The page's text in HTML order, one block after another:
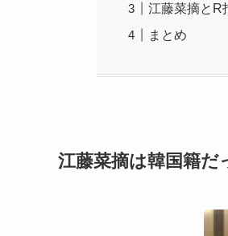
江藤菜摘とR
まとめ
江藤菜摘は韓国籍だ